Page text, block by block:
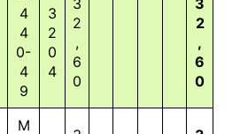
4
4
0-
4
9
3
2
0
4
2
,
6
0
2
,
6
0
M